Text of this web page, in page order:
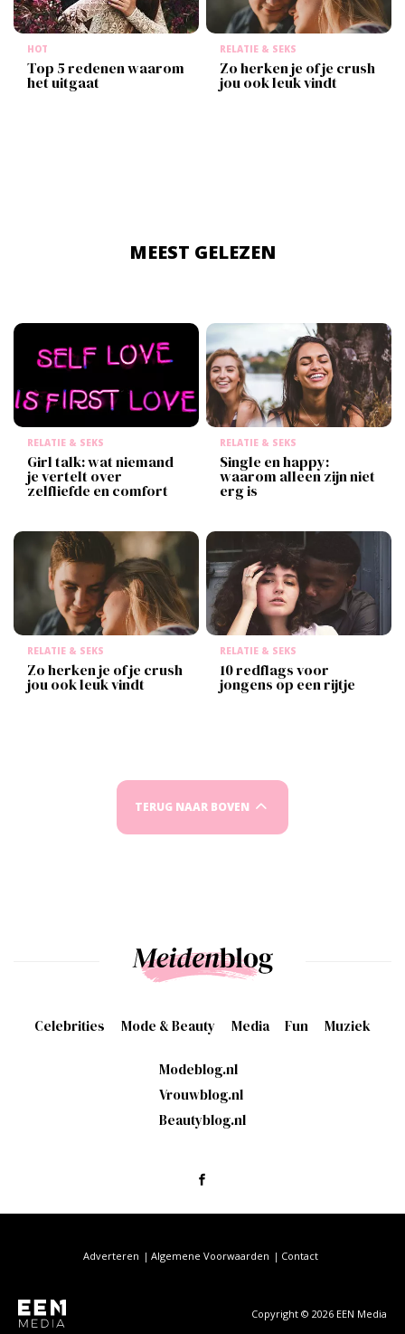
HOT
Top 5 redenen waarom
het uitgaat
RELATIE & SEKS
Zo herken je of je crush
jou ook leuk vindt
MEEST GELEZEN
RELATIE & SEKS
Girl talk: wat niemand
je vertelt over
zelfliefde en comfort
RELATIE & SEKS
Single en happy:
waarom alleen zijn niet
erg is
RELATIE & SEKS
Zo herken je of je crush
jou ook leuk vindt
RELATIE & SEKS
10 redflags voor
jongens op een rijtje
TERUG NAAR BOVEN
Celebrities Mode & Beauty Media Fun Muziek
Modeblog.nl
Vrouwblog.nl
Beautyblog.nl
Copyright © 2026 EEN Media
Adverteren Algemene Voorwaarden Contact